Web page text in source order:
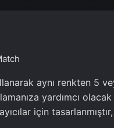
aynı renkten 5
yardımcı
için